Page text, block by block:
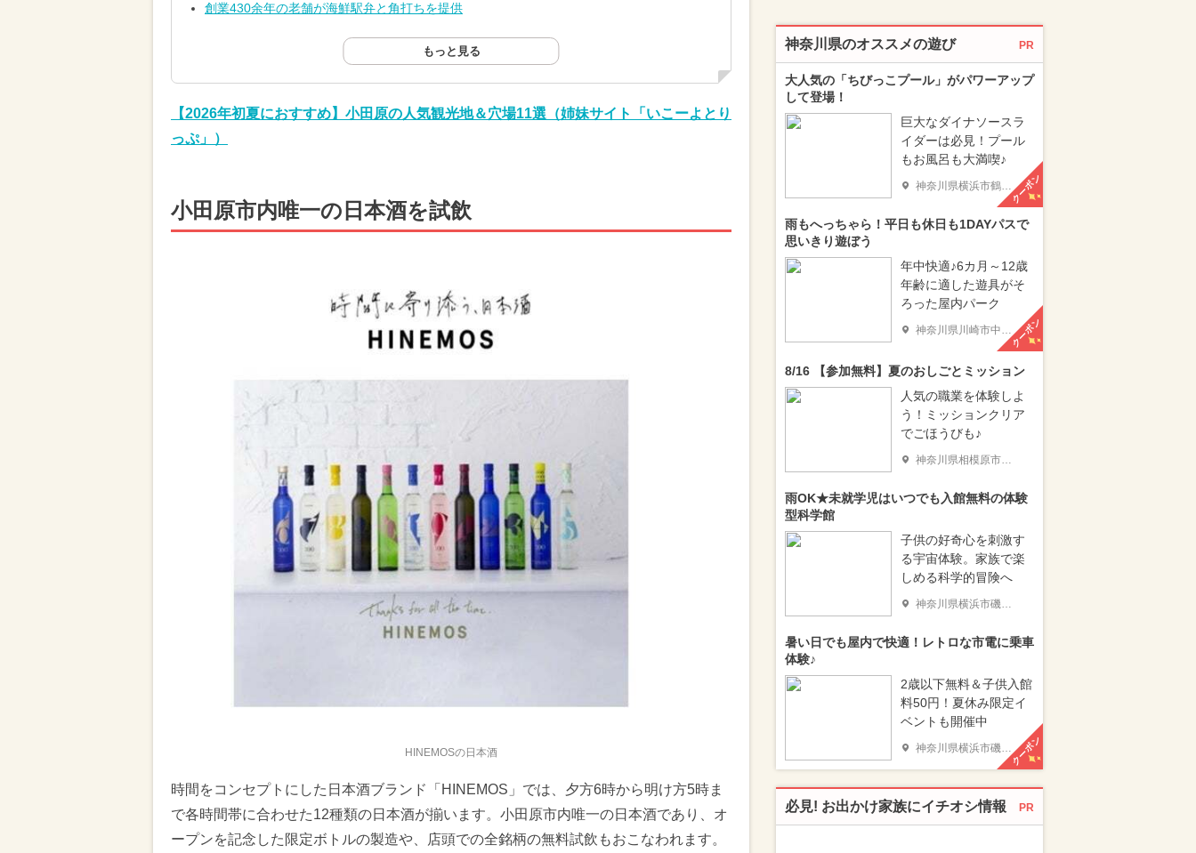
創業430余年の老舗が海鮮駅弁と角打ちを提供
もっと見る
【2026年初夏におすすめ】小田原の人気観光地＆穴場11選（姉妹サイト「いこーよとり
っぷ」）
小田原市内唯一の日本酒を試飲
HINEMOSの日本酒
時間をコンセプトにした日本酒ブランド「HINEMOS」では、夕方6時から明け方5時ま
で各時間帯に合わせた12種類の日本酒が揃います。小田原市内唯一の日本酒であり、オ
ープンを記念した限定ボトルの製造や、店頭での全銘柄の無料試飲もおこなわれます。
神奈川県のオススメの遊び PR
大人気の「ちびっこプール」がパワーアップ
して登場！
巨大なダイナソースラ
イダーは必見！プール
もお風呂も大満喫♪
神奈川県横浜市鶴見区 クーポン
雨もへっちゃら！平日も休日も1DAYパスで
思いきり遊ぼう
年中快適♪6カ月～12歳
年齢に適した遊具がそ
ろった屋内パーク
神奈川県川崎市中原区 クーポン
8/16 【参加無料】夏のおしごとミッション
人気の職業を体験しよ
う！ミッションクリア
でごほうびも♪
神奈川県相模原市南区
雨OK★未就学児はいつでも入館無料の体験
型科学館
子供の好奇心を刺激す
る宇宙体験。家族で楽
しめる科学的冒険へ
神奈川県横浜市磯子区
暑い日でも屋内で快適！レトロな市電に乗車
体験♪
2歳以下無料＆子供入館
料50円！夏休み限定イ
ベントも開催中
神奈川県横浜市磯子区 クーポン
必見! お出かけ家族にイチオシ情報 PR